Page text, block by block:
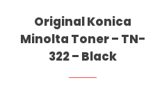
Original Konica
Minolta Toner – TN-
322 – Black